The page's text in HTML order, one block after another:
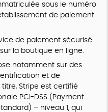
sous le numéro
de paiement
de paiement sécurisé
la boutique en ligne.
notamment sur des
et de
Stripe est certifié
PCI-DSS (Payment
– niveau 1, qui